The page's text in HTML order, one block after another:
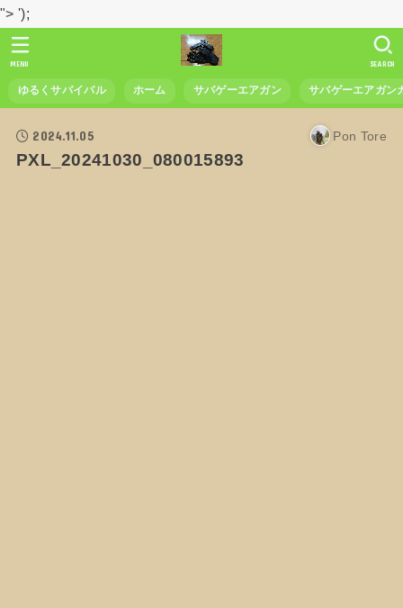
"> ');
ゆるくサバイバル ホーム サバゲーエアガン サバゲーエアガン
SEARCH
MENU
2024.11.05 Pon Tore
PXL_20241030_080015893